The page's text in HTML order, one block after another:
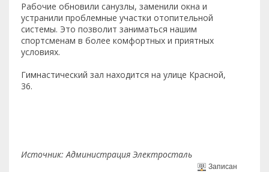
Рабочие обновили санузлы, заменили окна и
устранили проблемные участки отопительной
системы. Это позволит заниматься нашим
спортсменам в более комфортных и приятных
условиях.
Гимнастический зал находится на улице Красной,
36.
Источник: Администрация Электросталь
Записан